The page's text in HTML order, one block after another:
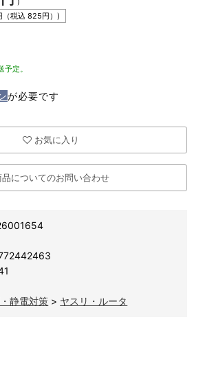
（税込825円）)
定。
が必要です
お気に入り
品についてのお問い合わせ
静電対策 > ヤスリ・ルータ